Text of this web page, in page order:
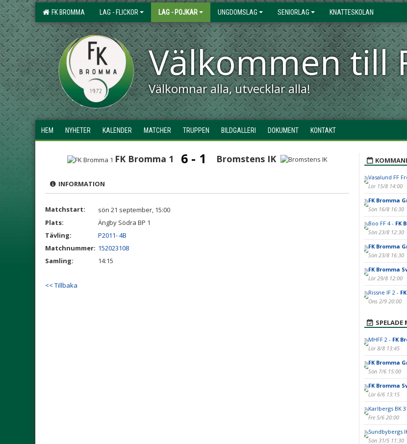
FK BROMMA LAG - FLICKOR LAG - POJKAR UNGDOMSLAG SENIORLAG KNATTESKOLAN
Välkommen till
Välkomnar alla, utvecklar alla!
HEM NYHETER KALENDER MATCHER TRUPPEN BILDGALLERI DOKUMENT KONTAKT
FK Bromma 1 6 - 1 Bromstens IK
INFORMATION
Matchstart:
sön 21 september, 15:00
Plats:
Ängby Södra BP 1
Tävling:
P2011- 4B
Matchnummer: 152023108
Samling:
14:15
<< Tillbaka
Vasalund FF
Lör 15/8 14:00
FK Bromma
Sön 16/8 16:30
Boo FF 4 - FK
Sön 23/8 12:30
FK Bromma
Sön 23/8 16:30
FK Bromma
Lör 29/8 12:00
Rissne IF 2 -
Ons 2/9 20:00
SPELADE
MHFF 2 - FK
Lör 8/8 13:45
FK Bromma
Sön 7/6 15:00
FK Bromma
Lör 6/6 13:15
Karlbergs BK
Fre 5/6 20:00
Sundbybergs
Sön 31/5 11:30